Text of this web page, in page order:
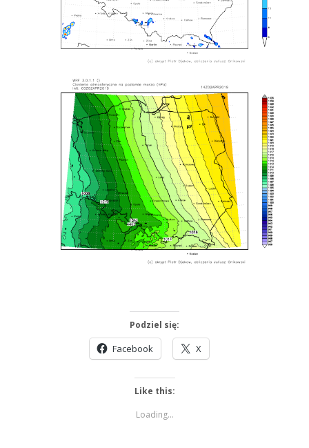
Podziel się:
Facebook X
Like this:
Loading...